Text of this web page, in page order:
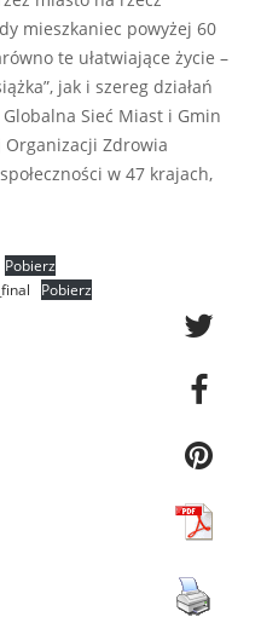
mieszkaniec powyżej 60
te ułatwiające życie –
jak i szereg działań
Sieć Miast i Gmin
Organizacji Zdrowia
w 47 krajach,
Pobierz
Pobierz